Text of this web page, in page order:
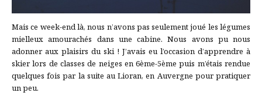
Mais ce week-end là, nous n’avons pas seulement joué les légumes
mielleux amourachés dans une cabine. Nous avons pu nous
adonner aux plaisirs du ski ! J’avais eu l’occasion d’apprendre à
skier lors de classes de neiges en 6ème-5ème puis m’étais rendue
quelques fois par la suite au Lioran, en Auvergne pour pratiquer
un peu.